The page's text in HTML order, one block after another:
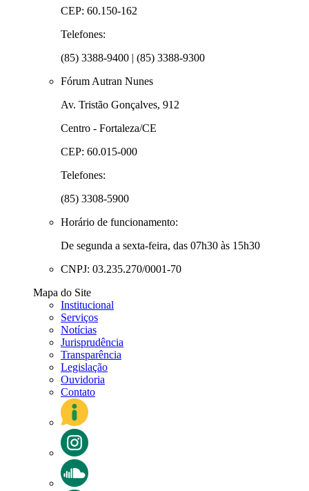
CEP: 60.150-162
Telefones:
(85) 3388-9400 | (85) 3388-9300
Fórum Autran Nunes
Av. Tristão Gonçalves, 912
Centro - Fortaleza/CE
CEP: 60.015-000
Telefones:
(85) 3308-5900
Horário de funcionamento:
De segunda a sexta-feira, das 07h30 às 15h30
CNPJ: 03.235.270/0001-70
Mapa do Site
Institucional
Serviços
Notícias
Jurisprudência
Transparência
Legislação
Ouvidoria
Contato